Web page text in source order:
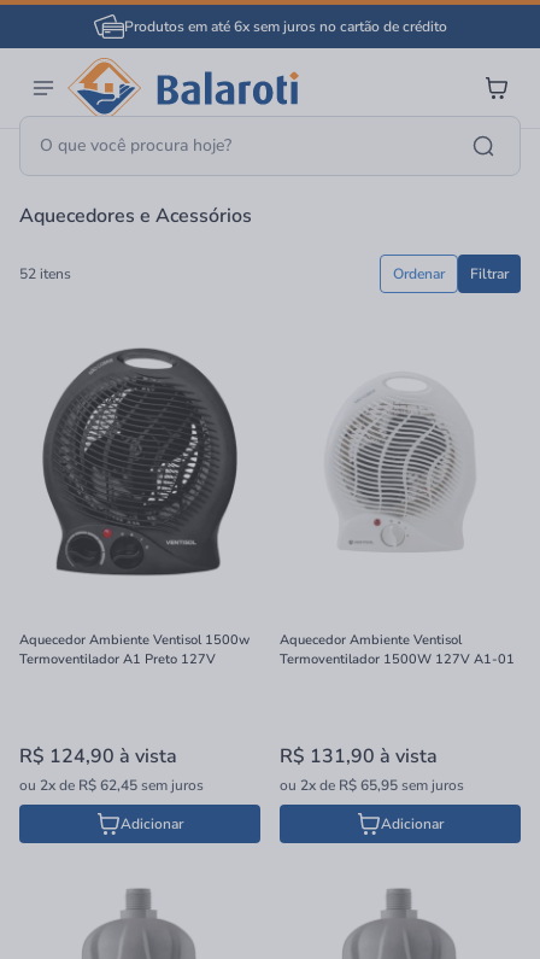
Produtos em até 6x sem juros no cartão de crédito
Página Inicial Climatização
Aquecedores e Acessórios
52 itens Filtrar
Ordenar
Aquecedor Ambiente Ventisol 1500w
Termoventilador A1 Preto 127V
R$ 124,90 à vista
ou 2xde R$ 62,45sem juros
Adicionar
Aquecedor Ambiente Ventisol
Termoventilador 1500W 127V A1-01
R$ 131,90 à vista
ou 2xde R$ 65,95sem juros
Adicionar